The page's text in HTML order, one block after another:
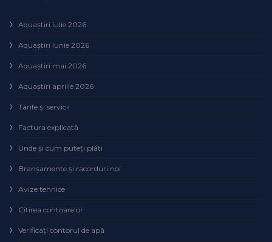
Aquaștiri iulie 2026
Aquaștiri iunie 2026
Aquaștiri mai 2026
Aquaștiri aprilie 2026
Tarife și servicii
Factura explicată
Unde și cum puteţi plăti
Branșamente și racorduri noi
Avize tehnice
Citirea contoarelor
Verificaţi contorul de apă